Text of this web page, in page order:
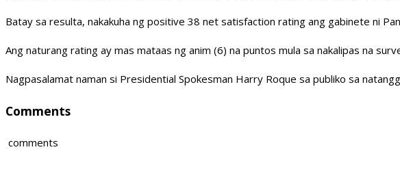
Batay sa resulta, nakakuha ng positive 38 net satisfaction rating ang gabinete ni
Ang naturang rating ay mas mataas ng anim (6) na puntos mula sa nakalipas na
Nagpasalamat naman si Presidential Spokesman Harry Roque sa publiko sa
Comments
comments